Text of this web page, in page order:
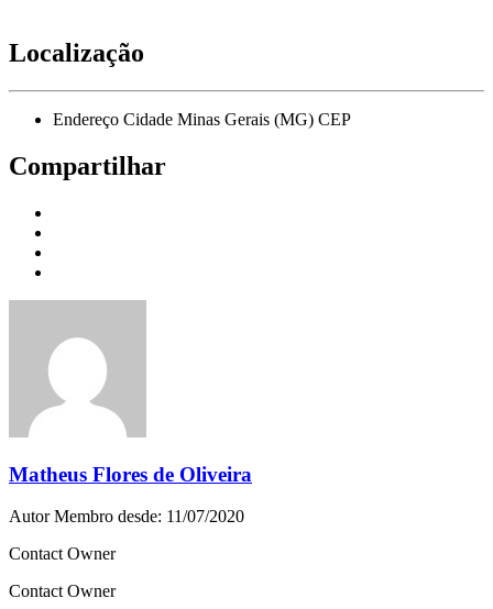
Localização
Endereço Cidade Minas Gerais (MG) CEP
Compartilhar
Matheus Flores de Oliveira
Autor Membro desde: 11/07/2020
Contact Owner
Contact Owner